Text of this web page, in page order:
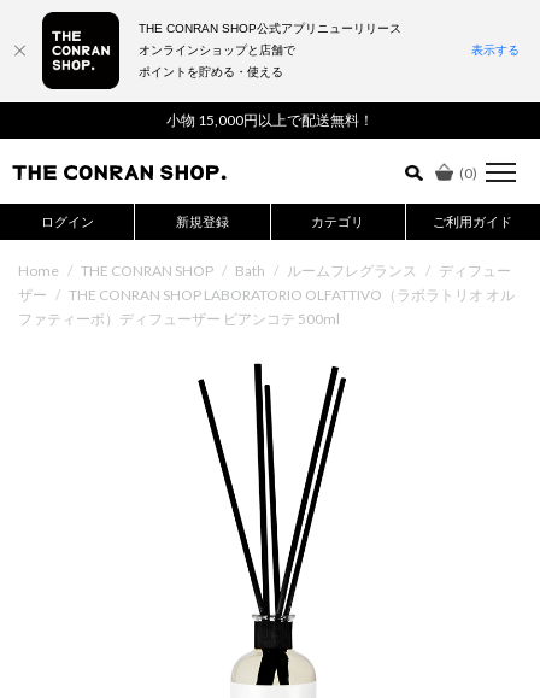
小物 15,000円以上で配送無料！
(0)
ログイン 新規登録 カテゴリ ご利用ガイド
詳細検索はこちら
Home / THE CONRAN SHOP / Bath / ルームフレグランス / ディフュー
ザー / THE CONRAN SHOP LABORATORIO OLFATTIVO（ラボラトリオ オル
ファティーボ）ディフューザー ビアンコテ 500ml
THE CONRAN SHOP公式アプリニューリリース
オンラインショップと店舗で
ポイントを貯める・使える
表示する